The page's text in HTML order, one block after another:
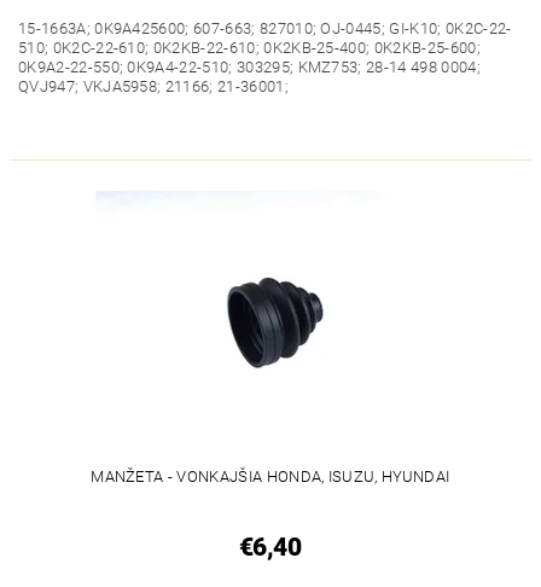
15-1663A; 0K9A425600; 607-663; 827010; OJ-0445; GI-K10; 0K2C-22-
510; 0K2C-22-610; 0K2KB-22-610; 0K2KB-25-400; 0K2KB-25-600;
0K9A2-22-550; 0K9A4-22-510; 303295; KMZ753; 28-14 498 0004;
QVJ947; VKJA5958; 21166; 21-36001;
MANŽETA - VONKAJŠIA HONDA, ISUZU, HYUNDAI
€6,40